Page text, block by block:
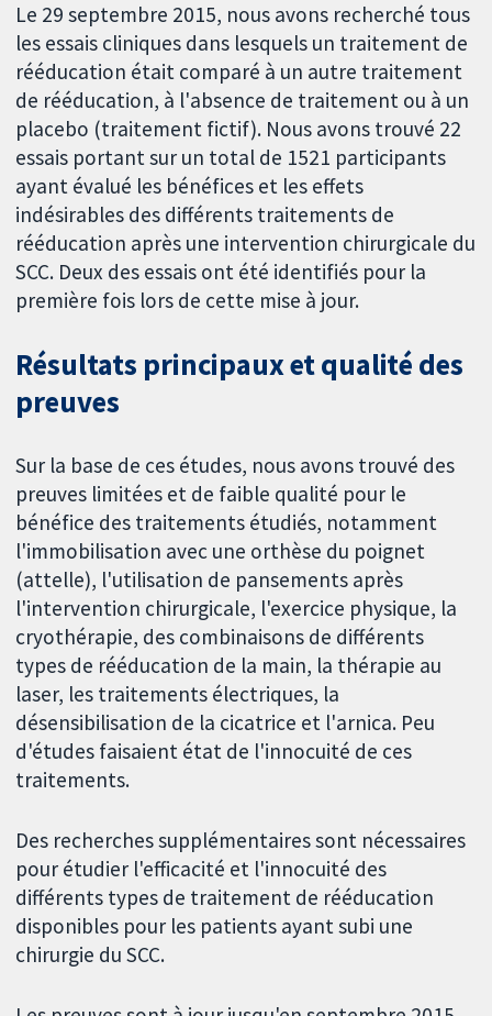
Le 29 septembre 2015, nous avons recherché tous
les essais cliniques dans lesquels un traitement de
rééducation était comparé à un autre traitement
de rééducation, à l'absence de traitement ou à un
placebo (traitement fictif). Nous avons trouvé 22
essais portant sur un total de 1521 participants
ayant évalué les bénéfices et les effets
indésirables des différents traitements de
rééducation après une intervention chirurgicale du
SCC. Deux des essais ont été identifiés pour la
première fois lors de cette mise à jour.
Résultats principaux et qualité des
preuves
Sur la base de ces études, nous avons trouvé des
preuves limitées et de faible qualité pour le
bénéfice des traitements étudiés, notamment
l'immobilisation avec une orthèse du poignet
(attelle), l'utilisation de pansements après
l'intervention chirurgicale, l'exercice physique, la
cryothérapie, des combinaisons de différents
types de rééducation de la main, la thérapie au
laser, les traitements électriques, la
désensibilisation de la cicatrice et l'arnica. Peu
d'études faisaient état de l'innocuité de ces
traitements.
Des recherches supplémentaires sont nécessaires
pour étudier l'efficacité et l'innocuité des
différents types de traitement de rééducation
disponibles pour les patients ayant subi une
chirurgie du SCC.